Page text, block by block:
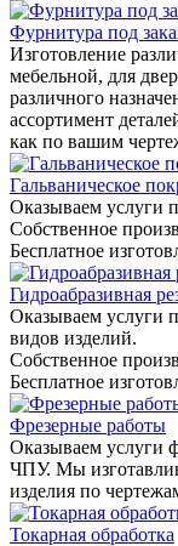
Фурнитура под
Изготовление
мебельной, для
различного
ассортимент
как по вашим
Гальваническое
Оказываем услуги
Собственное
Бесплатное
Гидроабразивная
Оказываем услуги
видов изделий.
Собственное
Бесплатное
Фрезерные работы
Оказываем услуги
ЧПУ. Мы
изделия по
Токарная обработка